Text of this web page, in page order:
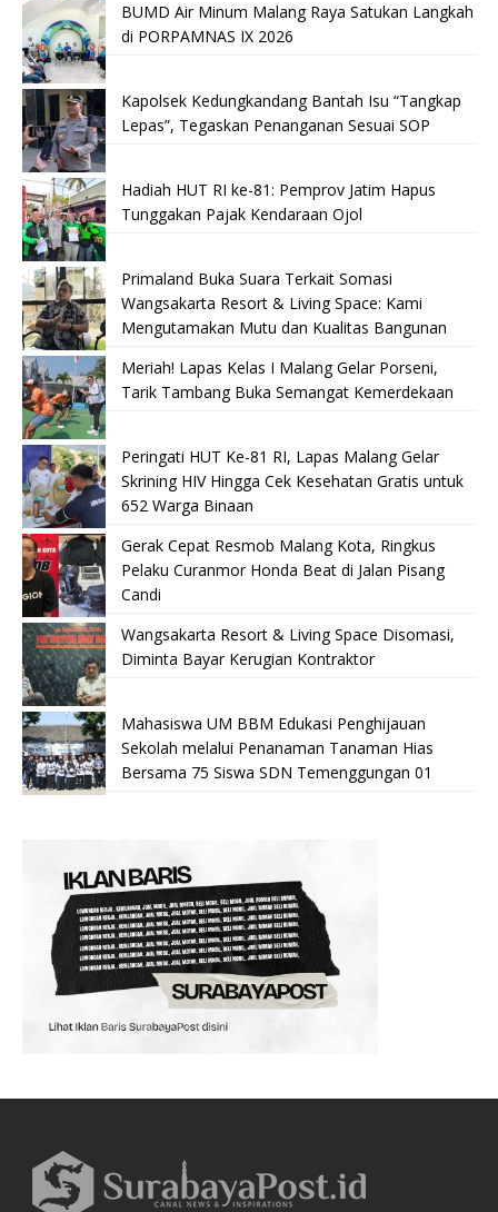
BUMD Air Minum Malang Raya Satukan Langkah
di PORPAMNAS IX 2026
Kapolsek Kedungkandang Bantah Isu “Tangkap
Lepas”, Tegaskan Penanganan Sesuai SOP
Hadiah HUT RI ke-81: Pemprov Jatim Hapus
Tunggakan Pajak Kendaraan Ojol
Primaland Buka Suara Terkait Somasi
Wangsakarta Resort & Living Space: Kami
Mengutamakan Mutu dan Kualitas Bangunan
Meriah! Lapas Kelas I Malang Gelar Porseni,
Tarik Tambang Buka Semangat Kemerdekaan
Peringati HUT Ke-81 RI, Lapas Malang Gelar
Skrining HIV Hingga Cek Kesehatan Gratis untuk
652 Warga Binaan
Gerak Cepat Resmob Malang Kota, Ringkus
Pelaku Curanmor Honda Beat di Jalan Pisang
Candi
Wangsakarta Resort & Living Space Disomasi,
Diminta Bayar Kerugian Kontraktor
Mahasiswa UM BBM Edukasi Penghijauan
Sekolah melalui Penanaman Tanaman Hias
Bersama 75 Siswa SDN Temenggungan 01